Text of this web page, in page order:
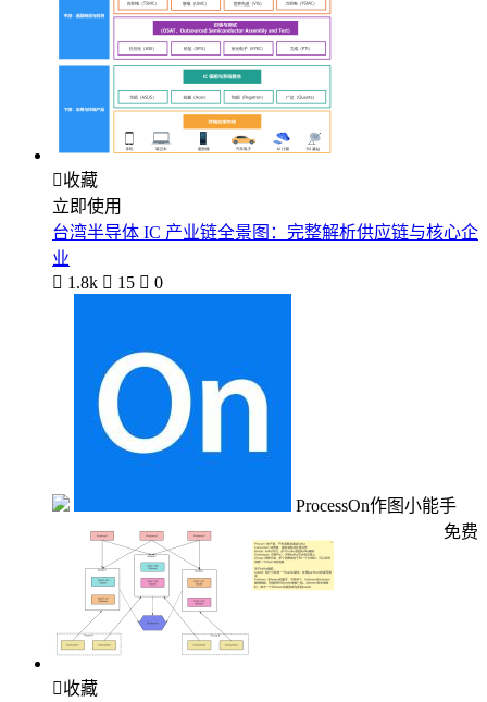
收藏
立即使用
台湾半导体 IC 产业链全景图：完整解析供应链与核心企
业
 1.8k  15  0
ProcessOn作图小能手
免费
收藏